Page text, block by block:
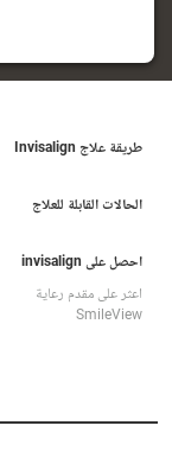
طريقة علاج Invisalign
الحالات القابلة للعلاج
احصل على invisalign
اعثر على مقدم رعاية
SmileView